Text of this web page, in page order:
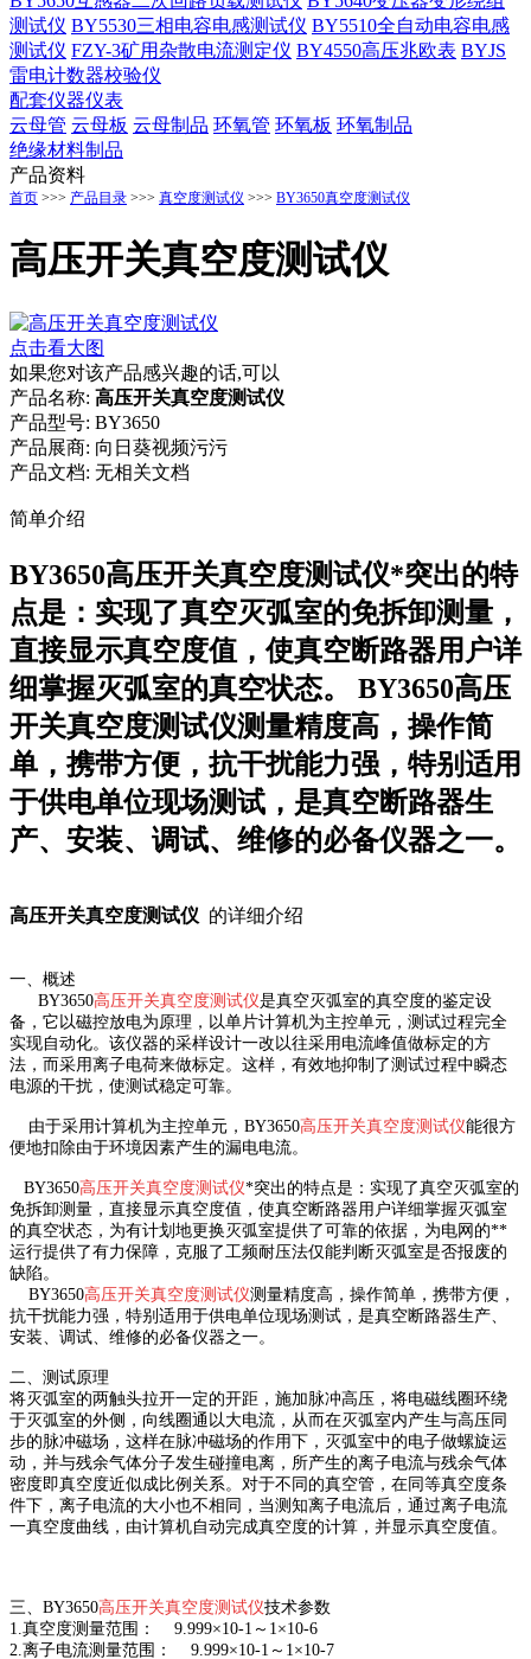
测试仪 BY5530三相电容电感测试仪 BY5510全自动电容电感
测试仪 FZY-3矿用杂散电流测定仪 BY4550高压兆欧表 BYJS
雷电计数器校验仪
配套仪器仪表
云母管 云母板 云母制品 环氧管 环氧板 环氧制品
绝缘材料制品
产品资料
首页 >>> 产品目录 >>> 真空度测试仪 >>> BY3650真空度测试仪
高压开关真空度测试仪
点击看大图
如果您对该产品感兴趣的话,可以
产品名称: 高压开关真空度测试仪
产品型号: BY3650
产品展商: 向日葵视频污污
产品文档: 无相关文档
简单介绍
BY3650高压开关真空度测试仪*突出的特
点是：实现了真空灭弧室的免拆卸测量，
直接显示真空度值，使真空断路器用户详
细掌握灭弧室的真空状态。 BY3650高压
开关真空度测试仪测量精度高，操作简
单，携带方便，抗干扰能力强，特别适用
于供电单位现场测试，是真空断路器生
产、安装、调试、维修的必备仪器之一。
高压开关真空度测试仪 的详细介绍
一、概述
BY3650高压开关真空度测试仪是真空灭弧室的真空度的鉴定设
备，它以磁控放电为原理，以单片计算机为主控单元，测试过程完全
实现自动化。该仪器的采样设计一改以往采用电流峰值做标定的方
法，而采用离子电荷来做标定。这样，有效地抑制了测试过程中瞬态
电源的干扰，使测试稳定可靠。
由于采用计算机为主控单元，BY3650高压开关真空度测试仪能很方
便地扣除由于环境因素产生的漏电电流。
BY3650高压开关真空度测试仪*突出的特点是：实现了真空灭弧室的
免拆卸测量，直接显示真空度值，使真空断路器用户详细掌握灭弧室
的真空状态，为有计划地更换灭弧室提供了可靠的依据，为电网的**
运行提供了有力保障，克服了工频耐压法仅能判断灭弧室是否报废的
缺陷。
BY3650高压开关真空度测试仪测量精度高，操作简单，携带方便，
抗干扰能力强，特别适用于供电单位现场测试，是真空断路器生产、
安装、调试、维修的必备仪器之一。
二、测试原理
将灭弧室的两触头拉开一定的开距，施加脉冲高压，将电磁线圈环绕
于灭弧室的外侧，向线圈通以大电流，从而在灭弧室内产生与高压同
步的脉冲磁场，这样在脉冲磁场的作用下，灭弧室中的电子做螺旋运
动，并与残余气体分子发生碰撞电离，所产生的离子电流与残余气体
密度即真空度近似成比例关系。对于不同的真空管，在同等真空度条
件下，离子电流的大小也不相同，当测知离子电流后，通过离子电流
一真空度曲线，由计算机自动完成真空度的计算，并显示真空度值。
三、BY3650高压开关真空度测试仪技术参数
1.真空度测量范围： 9.999×10-1～1×10-6
2.离子电流测量范围： 9.999×10-1～1×10-7